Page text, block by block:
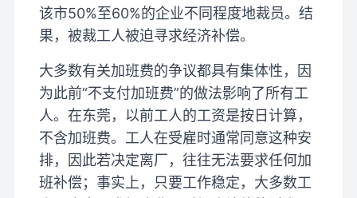
该市50%至60%的企业不同程度地裁员。结
果，被裁工人被迫寻求经济补偿。
大多数有关加班费的争议都具有集体性，因
为此前“不支付加班费”的做法影响了所有工
人。在东莞，以前工人的工资是按日计算，
不含加班费。工人在受雇时通常同意这种安
排，因此若决定离厂，往往无法要求任何加
班补偿；事实上，只要工作稳定，大多数工